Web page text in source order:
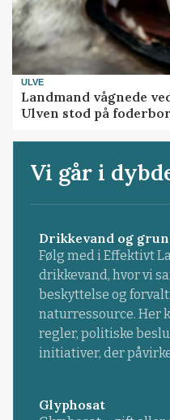
ULVE
Landmand vågnede
Ulven stod på
Vi går i
Drikkevand og
Følg med i Effektivt
drikkevand, hvor vi
beskyttelse og
naturressource. Her
regler, politiske
initiativer, der
Glyphosat